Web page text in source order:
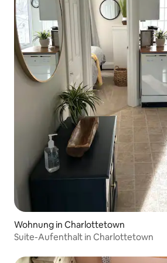
Wohnung in Charlottetown
Suite-Aufenthalt in Charlottetown